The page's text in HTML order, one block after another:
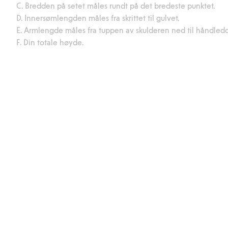
C. Bredden på setet måles rundt på det bredeste punktet.
D. Innersømlengden måles fra skrittet til gulvet.
E. Armlengde måles fra tuppen av skulderen ned til
F. Din totale høyde.